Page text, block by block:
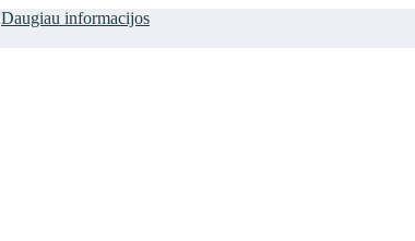
Daugiau informacijos